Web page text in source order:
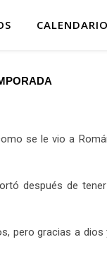
CALENDARIO
se le vio a
después de
pero gracias a